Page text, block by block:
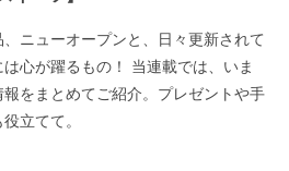
ニューオープンと、日々更新されて
心が躍るもの！ 当連載では、いま
をまとめてご紹介。プレゼントや手
立てて。